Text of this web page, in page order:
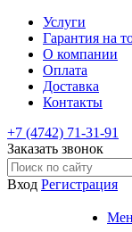
Услуги
Гарантия на
О компании
Оплата
Доставка
Контакты
+7 (4742) 71-31-91
Заказать звонок
Вход Регистрация